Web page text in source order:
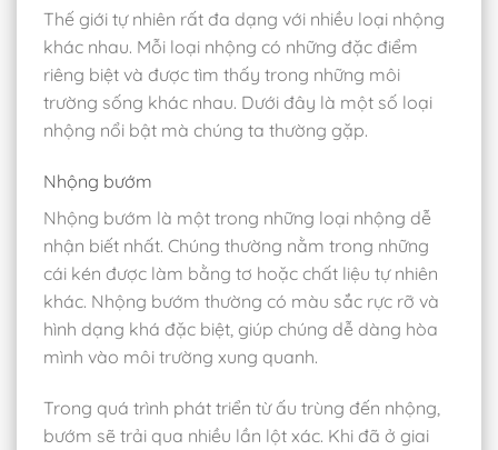
Thế giới tự nhiên rất đa dạng với nhiều loại nhộng
khác nhau. Mỗi loại nhộng có những đặc điểm
riêng biệt và được tìm thấy trong những môi
trường sống khác nhau. Dưới đây là một số loại
nhộng nổi bật mà chúng ta thường gặp.
Nhộng bướm
Nhộng bướm là một trong những loại nhộng dễ
nhận biết nhất. Chúng thường nằm trong những
cái kén được làm bằng tơ hoặc chất liệu tự nhiên
khác. Nhộng bướm thường có màu sắc rực rỡ và
hình dạng khá đặc biệt, giúp chúng dễ dàng hòa
mình vào môi trường xung quanh.
Trong quá trình phát triển từ ấu trùng đến nhộng,
bướm sẽ trải qua nhiều lần lột xác. Khi đã ở giai